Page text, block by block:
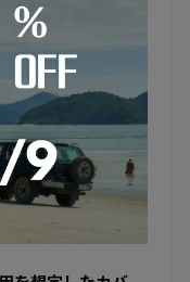
素材が異なり、カ
があります。グレ
ください。
重視素材
いこの車種で
カバーが長期的に
グレードがおす